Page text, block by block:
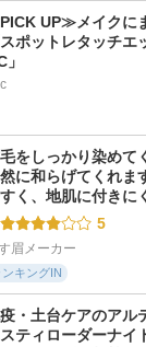
UP≫メイクに
スポットレタッチ
」
をしっかり染めて
に和らげてくれま
く、地肌に付きに
5
眉メーカー
ンキングIN
・土台ケアのアル
ティローダーナイ